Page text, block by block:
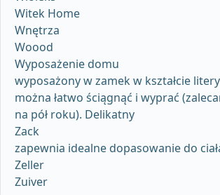
Witek Home
Wnętrza
Woood
Wyposażenie domu
wyposażony w zamek w kształcie
można łatwo ściągnąć i wyprać
na pół roku). Delikatny
Zack
zapewnia idealne dopasowanie do
Zeller
Zuiver